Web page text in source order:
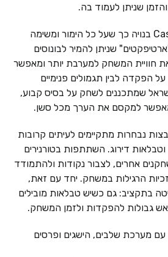
שניתן לעמוד בה.
מערכת התגמולים של Casoo בנויה כך שעל כל הימור ומשימה
שניתן להמיר לבונוסים
חוויית המשחק למערבת יותר ומאפשר
על הפקדה לבין תגמולים פנימיים
שמתכננים לשחק על בסיס קבוע,
למקסם את הערך מכל סשן.
נבחרות מתקיימים לעיתים קרובות
דירוג. השתתפות בטורנירים
אחרים, לצבור נקודות ולהתמודד
הרגילות במשחק. יחד עם זאת,
בתקציב: גם כשיש טבלאות מובילים
גבולות להפקדות ולזמן המשחק.
מערכת שלבים, הישגים ופרסים